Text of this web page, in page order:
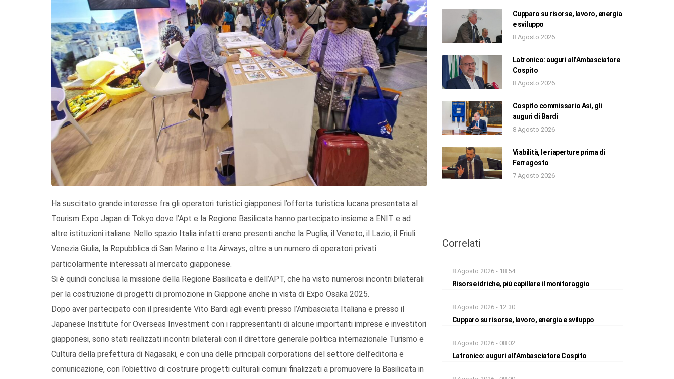
Ha suscitato grande interesse fra gli operatori turistici giapponesi l’offerta turistica lucana presentata al
Tourism Expo Japan di Tokyo dove l’Apt e la Regione Basilicata hanno partecipato insieme a ENIT e ad
altre istituzioni italiane. Nello spazio Italia infatti erano presenti anche la Puglia, il Veneto, il Lazio, il Friuli
Venezia Giulia, la Repubblica di San Marino e Ita Airways, oltre a un numero di operatori privati
particolarmente interessati al mercato giapponese.
Si è quindi conclusa la missione della Regione Basilicata e dell’APT, che ha visto numerosi incontri bilaterali
per la costruzione di progetti di promozione in Giappone anche in vista di Expo Osaka 2025.
Dopo aver partecipato con il presidente Vito Bardi agli eventi presso l’Ambasciata Italiana e presso il
Japanese Institute for Overseas Investment con i rappresentanti di alcune importanti imprese e investitori
giapponesi, sono stati realizzati incontri bilaterali con il direttore generale politica internazionale Turismo e
Cultura della prefettura di Nagasaki, e con una delle principali corporations del settore dell’editoria e
comunicazione, con l’obiettivo di costruire progetti culturali comuni finalizzati a promuovere la Basilicata in
Cupparo su risorse, lavoro, energia
e sviluppo
8 Agosto 2026
Latronico: auguri all’Ambasciatore
Cospito
8 Agosto 2026
Cospito commissario Asi, gli
auguri di Bardi
8 Agosto 2026
Viabilità, le riaperture prima di
Ferragosto
7 Agosto 2026
Correlati
8 Agosto 2026 - 18:54
Risorse idriche, più capillare il monitoraggio
8 Agosto 2026 - 12:30
Cupparo su risorse, lavoro, energia e sviluppo
8 Agosto 2026 - 08:02
Latronico: auguri all’Ambasciatore Cospito